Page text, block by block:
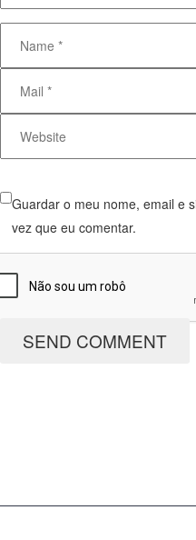
Guardar o meu nome, email e
vez que eu comentar.
SEND COMMENT